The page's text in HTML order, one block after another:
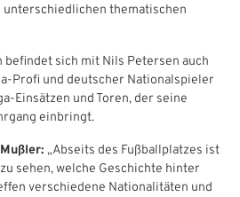
thematischen
befindet sich mit Nils Petersen auch
und deutscher Nationalspieler
und Toren, der seine
einbringt.
„Abseits des Fußballplatzes ist
sehen, welche Geschichte hinter
verschiedene Nationalitäten und